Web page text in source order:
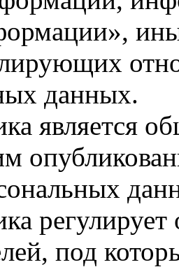
данных.
является
под